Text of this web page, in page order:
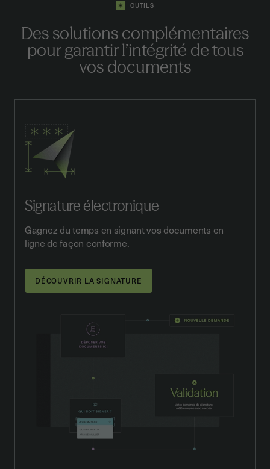
OUTILS
Des solutions complémentaires
pour garantir l’intégrité de tous
vos documents
Signature électronique
Gagnez du temps en signant vos documents en
ligne de façon conforme.
DÉCOUVRIR LA SIGNATURE